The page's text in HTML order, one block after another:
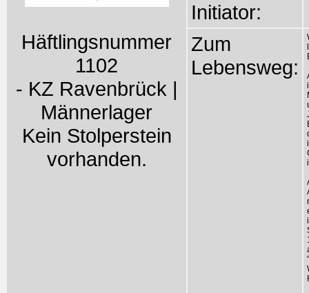
Häftlingsnummer
1102
- KZ Ravenbrück |
Männerlager
Kein Stolperstein
vorhanden.
Initiator:
Zum
Lebensweg:
"